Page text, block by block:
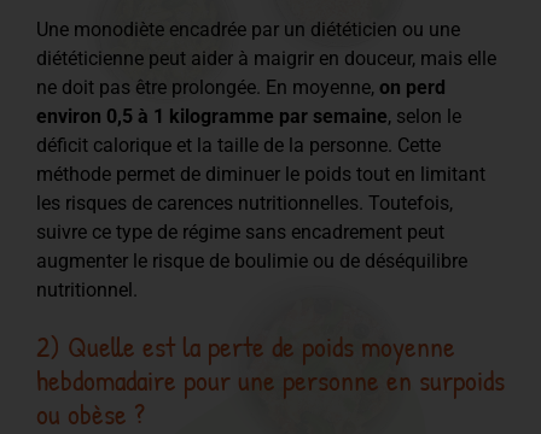
Une monodiète encadrée par un diététicien ou une
diététicienne peut aider à maigrir en douceur, mais elle
ne doit pas être prolongée. En moyenne, on perd
environ 0,5 à 1 kilogramme par semaine, selon le
déficit calorique et la taille de la personne. Cette
méthode permet de diminuer le poids tout en limitant
les risques de carences nutritionnelles. Toutefois,
suivre ce type de régime sans encadrement peut
augmenter le risque de boulimie ou de déséquilibre
nutritionnel.
2) Quelle est la perte de poids moyenne
hebdomadaire pour une personne en surpoids
ou obèse ?